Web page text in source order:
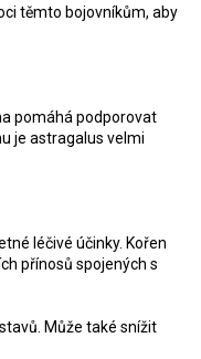
těmto bojovníkům, aby
pomáhá podporovat
je astragalus velmi
léčivé účinky. Kořen
přínosů spojených s
Může také snížit